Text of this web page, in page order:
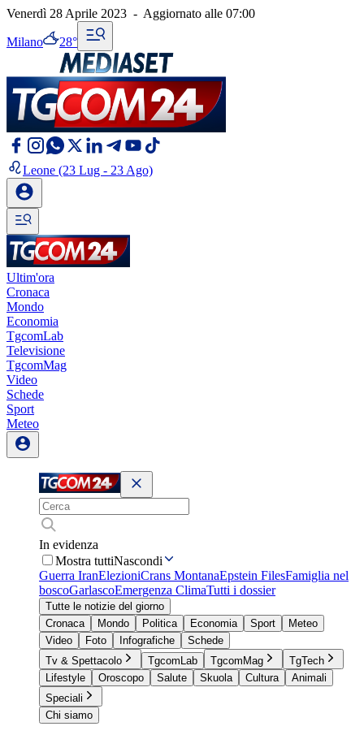
Venerdì 28 Aprile 2023 - Aggiornato alle 07:00
Milano 28°
Leone (23 Lug - 23 Ago)
Ultim'ora
Cronaca
Mondo
Economia
TgcomLab
Televisione
TgcomMag
Video
Schede
Sport
Meteo
In evidenza
Mostra tuttiNascondi
Guerra IranElezioniCrans MontanaEpstein FilesFamiglia nel
boscoGarlascoEmergenza ClimaTutti i dossier
Tutte le notizie del giorno
Cronaca
Mondo Politica Economia Sport
Meteo
Video
Foto Infografiche
Schede
Tv & Spettacolo
TgcomLab TgcomMag
TgTech
Lifestyle
Oroscopo Salute Skuola Cultura
Animali
Speciali
Chi siamo